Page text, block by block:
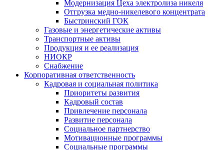
Модернизация Цеха электролиза никеля
Отгрузка медно-никелевого концентрата
Быстринский ГОК
Газовые и энергетические активы
Транспортные активы
Продукция и ее реализация
НИОКР
Снабжение
Корпоративная ответственность
Кадровая и социальная политика
Приоритеты развития
Кадровый состав
Привлечение персонала
Развитие персонала
Социальное партнерство
Мотивационные программы
Социальные программы